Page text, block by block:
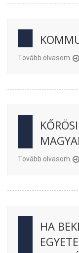
Tovább olvasom
Tovább olvasom
HA